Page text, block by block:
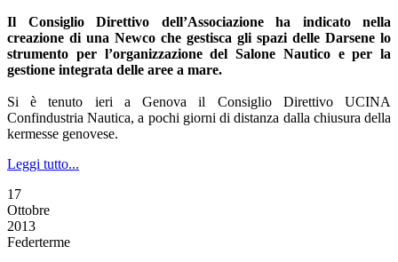
Il Consiglio Direttivo dell’Associazione ha indicato nella
creazione di una Newco che gestisca gli spazi delle Darsene lo
strumento per l’organizzazione del Salone Nautico e per la
gestione integrata delle aree a mare.
Si è tenuto ieri a Genova il Consiglio Direttivo UCINA
Confindustria Nautica, a pochi giorni di distanza dalla chiusura della
kermesse genovese.
Leggi tutto...
17
Ottobre
2013
Federterme